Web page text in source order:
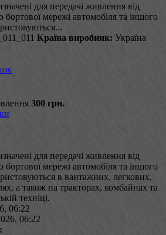
для передачі живлення від
бортової мережі автомобіля та іншого
Країна виробник: Україна
300 грн.
для передачі живлення від
бортової мережі автомобіля та іншого
в вантажних, легкових,
а також на тракторах, комбайнах та
техніці.
06:22
06:22